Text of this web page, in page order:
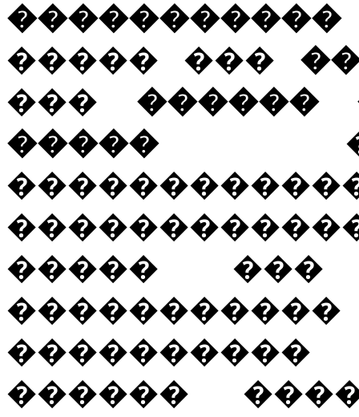
�����������
����� ���
��� ������
�����
����� ���
����������
������